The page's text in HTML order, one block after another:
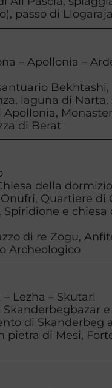
passo di Llogaraja
– Apollonia –
Bekhtashi,
laguna di Narta,
di Berat
della
Quartiere di
Spiridione e chiesa
di re Zogu,
Archeologico
Lezha – Skutari
di Skanderbeg
pietra di Mesi,